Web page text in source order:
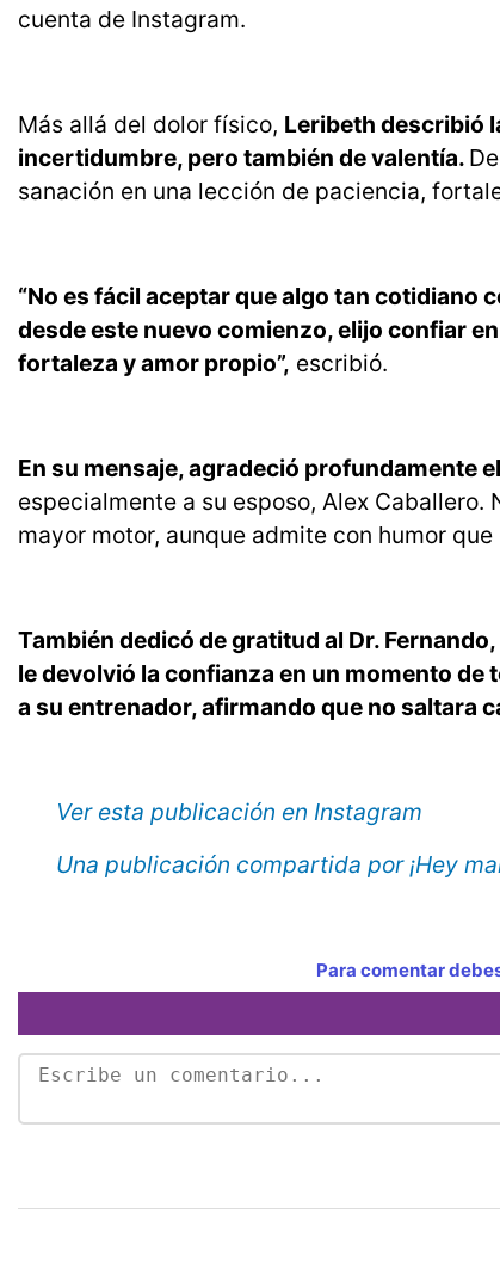
cuenta de Instagram.
Más allá del dolor físico, Leribeth describió
incertidumbre, pero también de valentía.
sanación en una lección de paciencia,
“No es fácil aceptar que algo tan cotidiano
desde este nuevo comienzo, elijo confiar
fortaleza y amor propio”, escribió.
En su mensaje, agradeció profundamente
especialmente a su esposo, Alex Caballero.
mayor motor, aunque admite con humor
También dedicó de gratitud al Dr.
le devolvió la confianza en un momento
a su entrenador, afirmando que no saltara
Ver esta publicación en Instagram
Una publicación compartida por ¡Hey
Para comentar